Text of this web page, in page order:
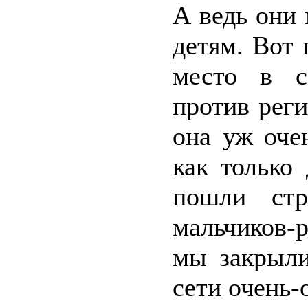
А ведь они
детям. Вот
место в
против
она уж
как только
пошли
мы
сети